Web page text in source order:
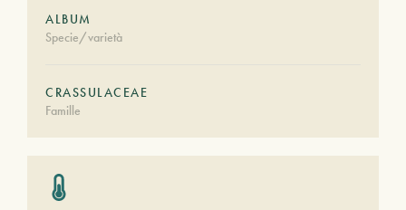
ALBUM
Specie/varietà
CRASSULACEAE
Famille